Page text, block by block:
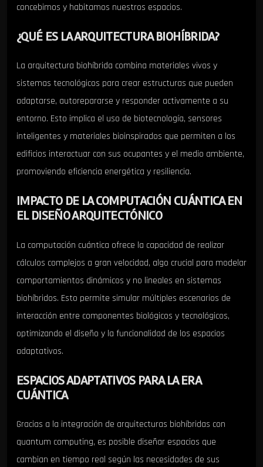
concebimos y habitamos nuestros espacios.
¿QUÉ ES LA ARQUITECTURA BIOHÍBRIDA?
La arquitectura biohíbrida combina materiales vivos y
sistemas tecnológicos para crear estructuras que pueden
adaptarse, autorepararse y responder activamente a su
entorno. Esto implica el uso de biotecnología, sensores
inteligentes y materiales bioinspirados que permiten a los
edificios interactuar con sus ocupantes y el medio ambiente,
promoviendo eficiencia energética y resiliencia.
IMPACTO DE LA COMPUTACIÓN CUÁNTICA EN
EL DISEÑO ARQUITECTÓNICO
La computación cuántica ofrece la capacidad de realizar
cálculos complejos a gran velocidad, algo crucial para modelar
comportamientos dinámicos y no lineales en sistemas
biohíbridos. Esto permite simular múltiples escenarios de
interacción entre componentes biológicos y tecnológicos,
optimizando el diseño y la funcionalidad de los espacios
adaptativos.
ESPACIOS ADAPTATIVOS PARA LA ERA
CUÁNTICA
Gracias a la integración de arquitecturas biohíbridas con
quantum computing, es posible diseñar espacios que
cambian en tiempo real según las necesidades de sus